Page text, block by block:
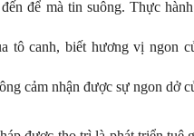
để mà tin suông. Thực
tô canh, biết hương vị ngon
cảm nhận được sự ngon dở